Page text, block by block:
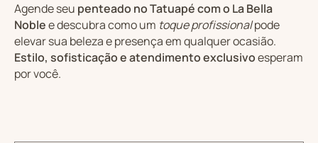
Agende seu penteado no Tatuapé com o La Bella
Noblee descubra como um toque profissionalpode
elevar sua beleza e presença em qualquer ocasião.
Estilo, sofisticação e atendimento exclusivoesperam
por você.